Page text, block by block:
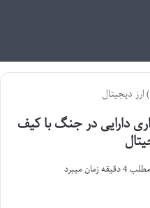
)ارز دیجیتال
دارایی در جنگ با کیف
میبرد